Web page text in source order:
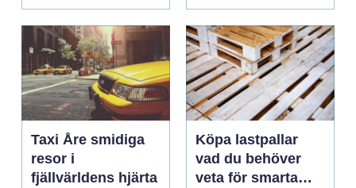
Taxi Åre smidiga
resor i
fjällvärldens hjärta
Köpa lastpallar
vad du behöver
veta för smarta